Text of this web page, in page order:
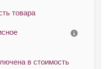
товара
в стоимость